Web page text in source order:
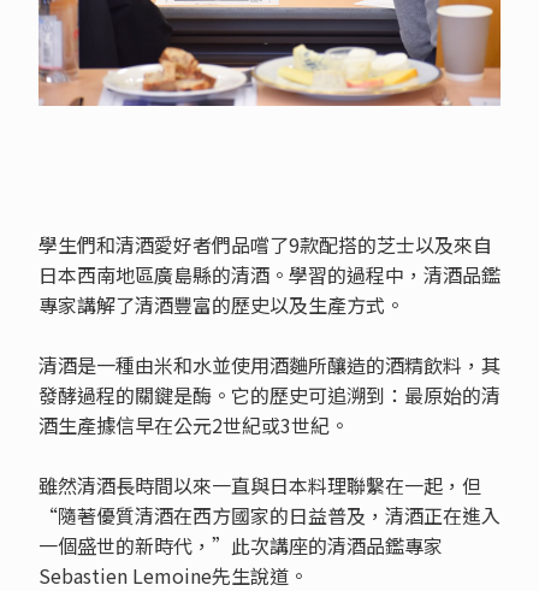
學生們和清酒愛好者們品嚐了9款配搭的芝士以及來自
日本西南地區廣島縣的清酒。學習的過程中，清酒品鑑
專家講解了清酒豐富的歷史以及生產方式。
清酒是一種由米和水並使用酒麯所釀造的酒精飲料，其
發酵過程的關鍵是酶。它的歷史可追溯到：最原始的清
酒生產據信早在公元2世紀或3世紀。
雖然清酒長時間以來一直與日本料理聯繫在一起，但
“隨著優質清酒在西方國家的日益普及，清酒正在進入
一個盛世的新時代，”此次講座的清酒品鑑專家
Sebastien Lemoine先生說道。